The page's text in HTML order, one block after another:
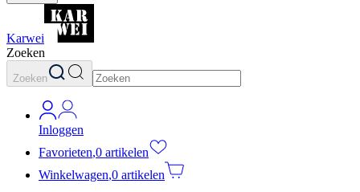
Karwei
Zoeken
Zoeken
Inloggen
Favorieten,0 artikelen
Winkelwagen,0 artikelen